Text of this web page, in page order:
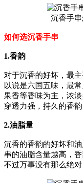
沉香手
如何选沉香手串
1.香韵
对于沉香的好坏，最
以说是六国五味，最
果香等香味为主，浓
穿透力强，持久的香韵
2.油脂量
沉香的香韵的好坏和
串的油脂含量越高，
不过万事没有那么绝